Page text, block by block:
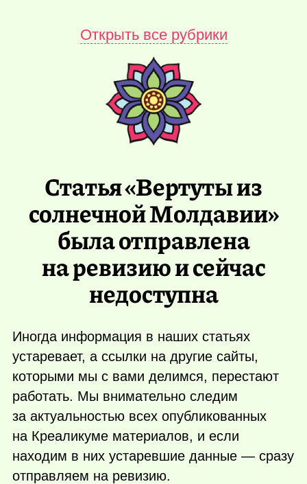
Открыть все рубрики
Статья «Вертуты из
солнечной Молдавии»
была отправлена
на ревизию и сейчас
недоступна
Иногда информация в наших статьях
устаревает, а ссылки на другие сайты,
которыми мы с вами делимся, перестают
работать. Мы внимательно следим
за актуальностью всех опубликованных
на Креаликуме материалов, и если
находим в них устаревшие данные — сразу
отправляем на ревизию.